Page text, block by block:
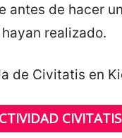
antes de hacer
realizado.
de Civitatis en
CIVITATIS